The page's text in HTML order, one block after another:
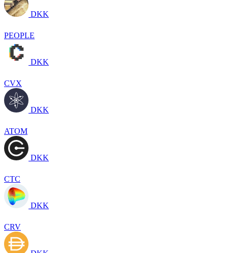
DKK
PEOPLE
DKK
CVX
DKK
ATOM
DKK
CTC
DKK
CRV